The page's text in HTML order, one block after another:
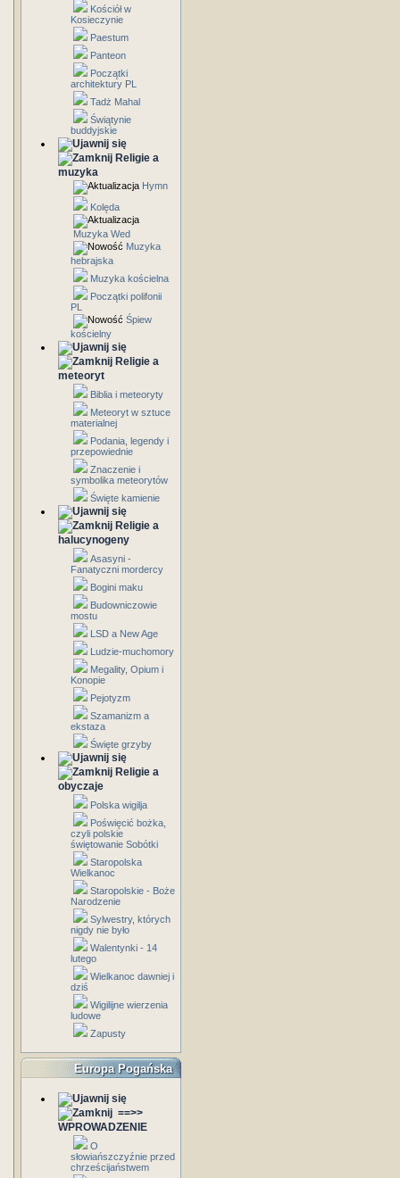
Kościół w
Kosieczynie
Paestum
Panteon
Początki
architektury PL
Tadż Mahal
Świątynie
buddyjskie
Religie a
muzyka
Hymn
Kolęda
Muzyka Wed
Muzyka
hebrajska
Muzyka kościelna
Początki polifonii
PL
Śpiew
kościelny
Religie a
meteoryt
Biblia i meteoryty
Meteoryt w sztuce
materialnej
Podania, legendy i
przepowiednie
Znaczenie i
symbolika meteorytów
Święte kamienie
Religie a
halucynogeny
Asasyni -
Fanatyczni mordercy
Bogini maku
Budowniczowie
mostu
LSD a New Age
Ludzie-muchomory
Megality, Opium i
Konopie
Pejotyzm
Szamanizm a
ekstaza
Święte grzyby
Religie a
obyczaje
Polska wigilja
Poświęcić bożka,
czyli polskie
świętowanie Sobótki
Staropolska
Wielkanoc
Staropolskie - Boże
Narodzenie
Sylwestry, których
nigdy nie było
Walentynki - 14
lutego
Wielkanoc dawniej i
dziś
Wigilijne wierzenia
ludowe
Zapusty
Europa Pogańska
==>>
WPROWADZENIE
O
słowiańszczyźnie przed
chrześcijaństwem